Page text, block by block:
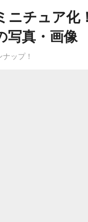
ニチュア
写真・画像
ップ！